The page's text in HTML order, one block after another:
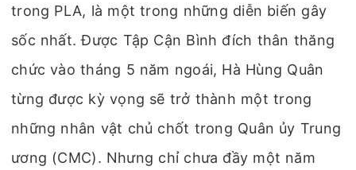
trong PLA, là một trong những diễn biến gây
sốc nhất. Được Tập Cận Bình đích thân thăng
chức vào tháng 5 năm ngoái, Hà Hùng Quân
từng được kỳ vọng sẽ trở thành một trong
những nhân vật chủ chốt trong Quân ủy Trung
ương (CMC). Nhưng chỉ chưa đầy một năm